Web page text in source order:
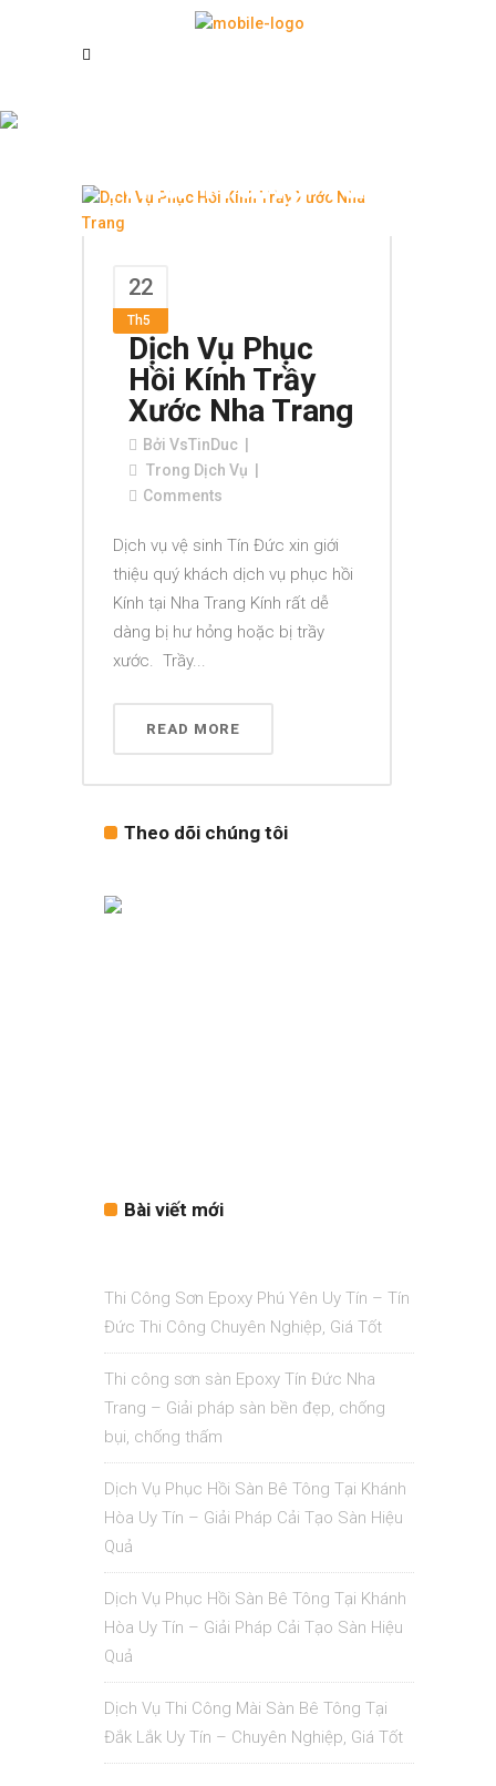
Nha Trang Tag
22
Th5
Dịch Vụ Phục
Hồi Kính Trầy
Xước Nha Trang
Bởi VsTinDuc
Trong Dịch Vụ
Comments
Dịch vụ vệ sinh Tín Đức xin giới
thiệu quý khách dịch vụ phục hồi
Kính tại Nha Trang Kính rất dễ
dàng bị hư hỏng hoặc bị trầy
xước. Trầy...
READ MORE
Theo dõi chúng tôi
Bài viết mới
Thi Công Sơn Epoxy Phú Yên Uy Tín – Tín
Đức Thi Công Chuyên Nghiệp, Giá Tốt
Thi công sơn sàn Epoxy Tín Đức Nha
Trang – Giải pháp sàn bền đẹp, chống
bụi, chống thấm
Dịch Vụ Phục Hồi Sàn Bê Tông Tại Khánh
Hòa Uy Tín – Giải Pháp Cải Tạo Sàn Hiệu
Quả
Dịch Vụ Phục Hồi Sàn Bê Tông Tại Khánh
Hòa Uy Tín – Giải Pháp Cải Tạo Sàn Hiệu
Quả
Dịch Vụ Thi Công Mài Sàn Bê Tông Tại
Đắk Lắk Uy Tín – Chuyên Nghiệp, Giá Tốt